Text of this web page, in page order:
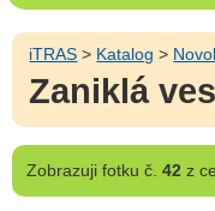
iTRAS > Katalog >
Zaniklá
Zobrazujifotku č. 42 z